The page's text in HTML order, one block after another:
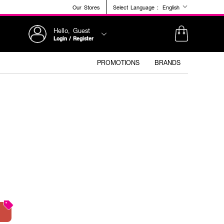
Our Stores Select Language : English
Hello, Guest
Login / Register
PROMOTIONS BRANDS